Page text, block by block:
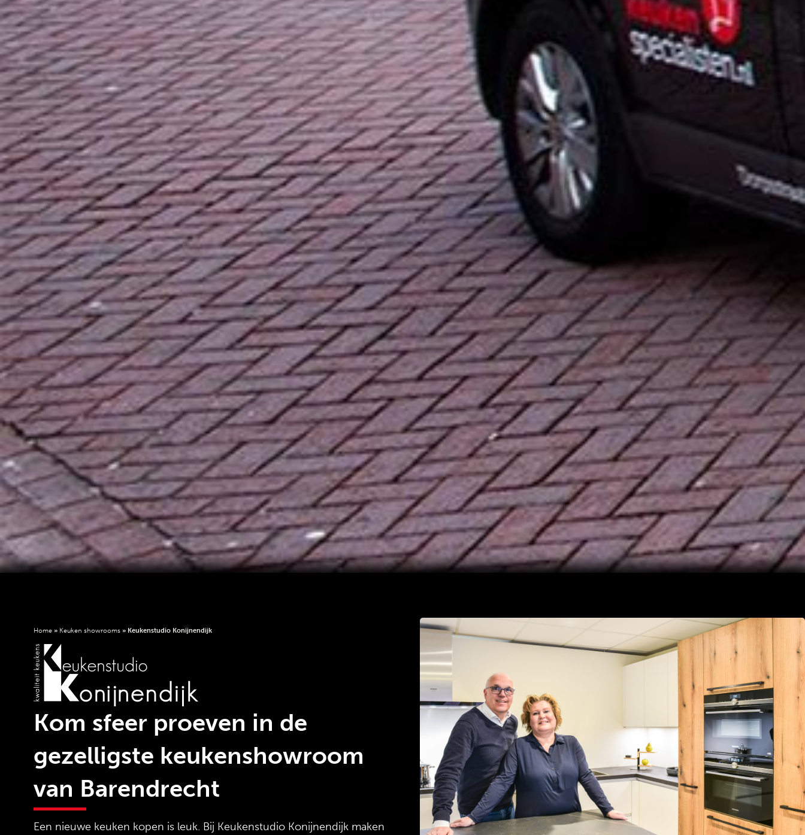
Home » Keuken showrooms » Keukenstudio Konijnendijk
Kom sfeer proeven in de
gezelligste keukenshowroom
van Barendrecht
Een nieuwe keuken kopen is leuk. Bij Keukenstudio Konijnendijk maken